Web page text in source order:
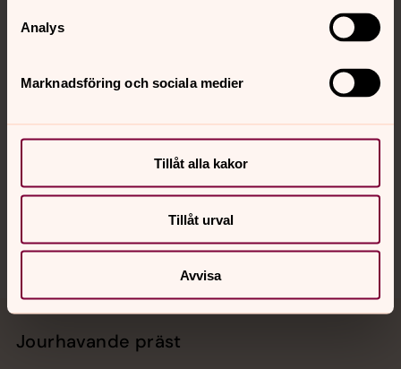
Analys
Marknadsföring och sociala medier
Tillåt alla kakor
Tillåt urval
Avvisa
Hitta snabbt
Sociala kanaler
Jourhavande präst